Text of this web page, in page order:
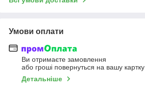
Умови оплати
Ви отримаєте замовлення
або гроші повернуться на вашу картку
Детальніше